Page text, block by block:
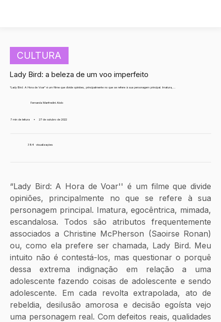
CULTURA
Lady Bird: a beleza de um voo imperfeito
“Lady Bird: A Hora de Voar'' é um filme que divide opiniões, principalmente no que se refere à sua personagem principal. Imatura,...
Fernanda Manfredini Abdo
7 min de leitura • 27 de outubro de 2022
384 visualizações
“Lady Bird: A Hora de Voar'' é um filme que divide
opiniões, principalmente no que se refere à sua
personagem principal. Imatura, egocêntrica, mimada,
escandalosa. Todos são atributos frequentemente
associados a Christine McPherson (Saoirse Ronan)
ou, como ela prefere ser chamada, Lady Bird. Meu
intuito não é contestá-los, mas questionar o porquê
dessa extrema indignação em relação a uma
adolescente fazendo coisas de adolescente e sendo
adolescente. Em cada revolta extrapolada, ato de
rebeldia, desilusão amorosa e decisão egoísta vejo
uma personagem real. Com defeitos reais, qualidades